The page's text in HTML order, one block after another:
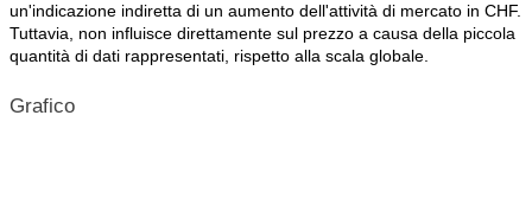
un'indicazione indiretta di un aumento dell'attività di mercato in CHF.
Tuttavia, non influisce direttamente sul prezzo a causa della piccola
quantità di dati rappresentati, rispetto alla scala globale.
Grafico